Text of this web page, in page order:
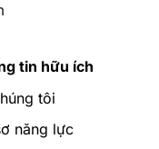
tin hữu ích
tôi
năng lực